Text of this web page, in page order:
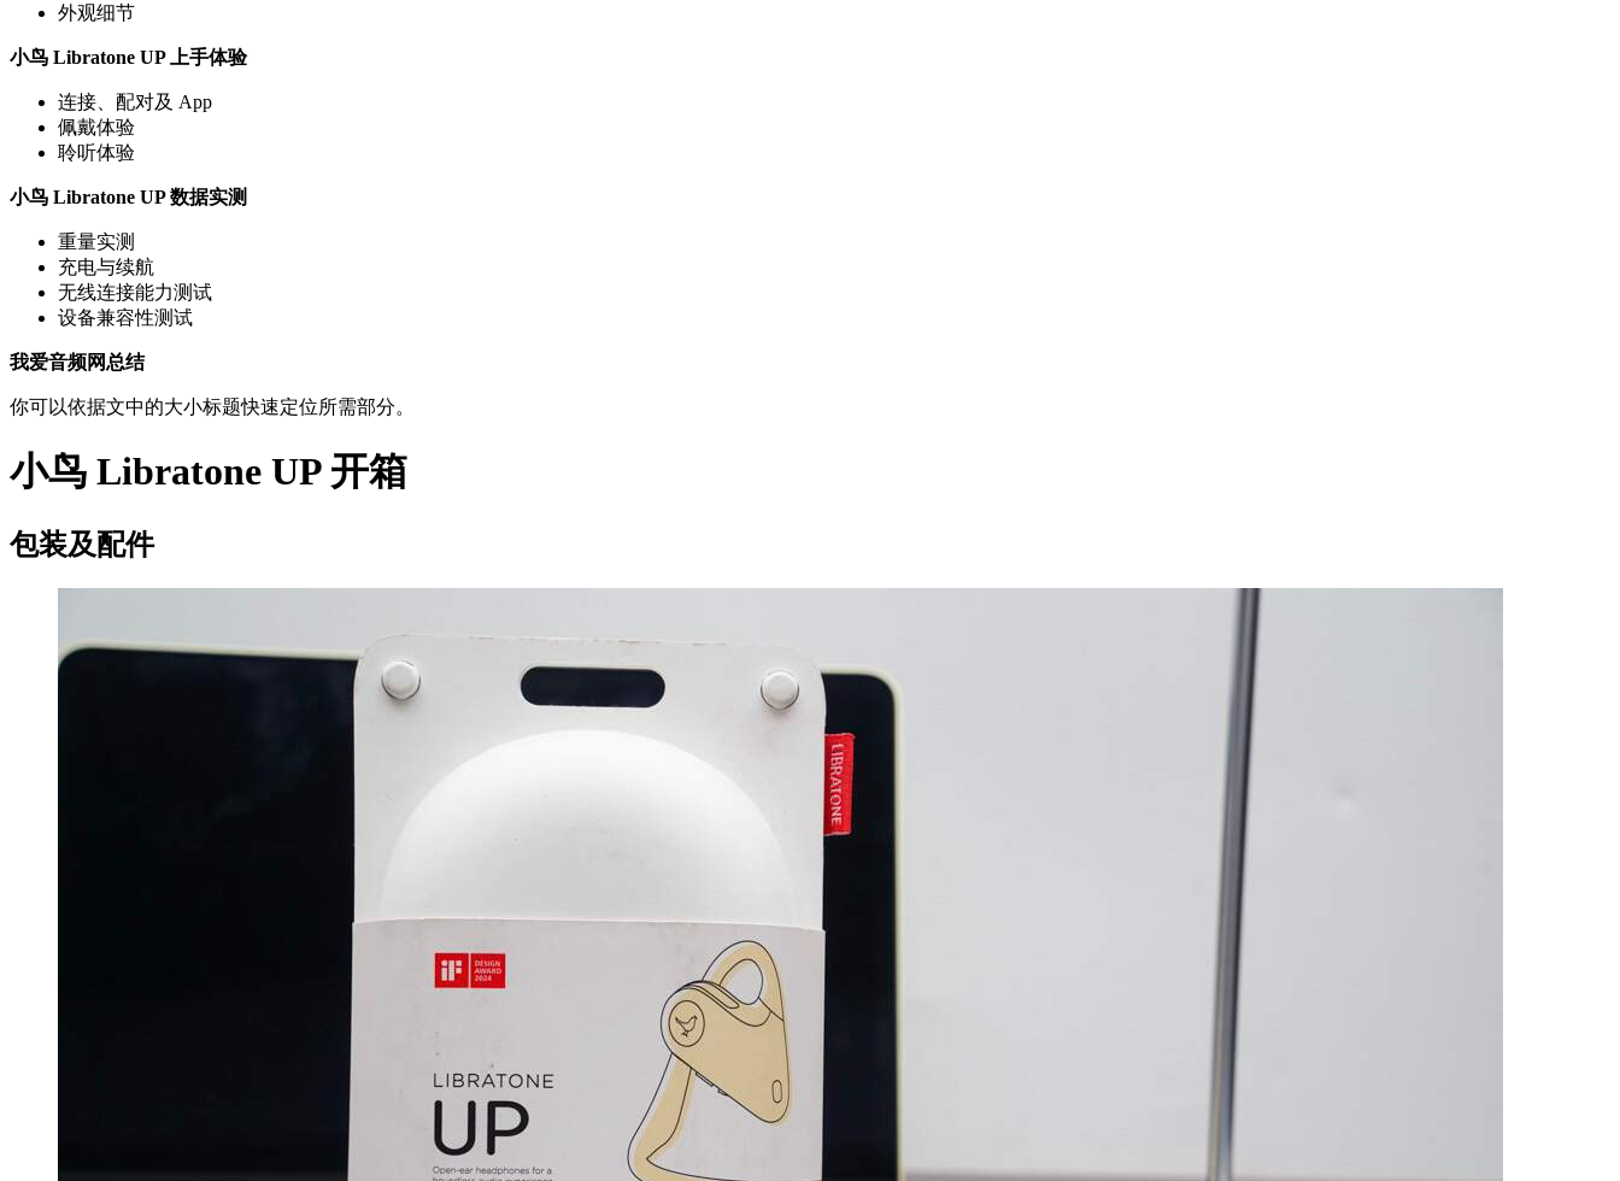
外观细节
小鸟 Libratone UP 上手体验
连接、配对及 App
佩戴体验
聆听体验
小鸟 Libratone UP 数据实测
重量实测
充电与续航
无线连接能力测试
设备兼容性测试
我爱音频网总结
你可以依据文中的大小标题快速定位所需部分。
小鸟 Libratone UP 开箱
包装及配件